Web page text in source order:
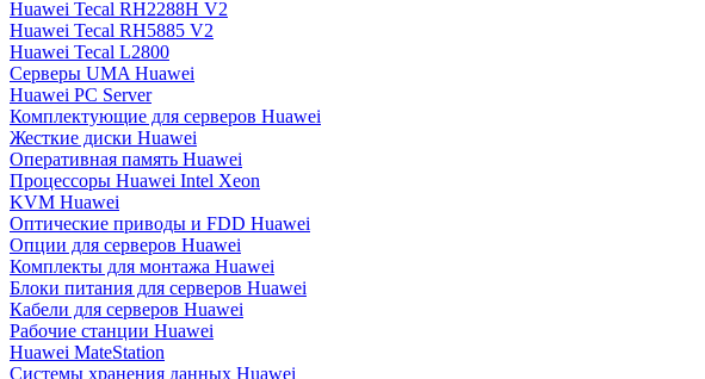
Huawei Tecal RH2288H V2
Huawei Tecal RH5885 V2
Huawei Tecal L2800
Серверы UMA Huawei
Huawei PC Server
Комплектующие для серверов Huawei
Жесткие диски Huawei
Оперативная память Huawei
Процессоры Huawei Intel Xeon
KVM Huawei
Оптические приводы и FDD Huawei
Опции для серверов Huawei
Комплекты для монтажа Huawei
Блоки питания для серверов Huawei
Кабели для серверов Huawei
Рабочие станции Huawei
Huawei MateStation
Системы хранения данных Huawei